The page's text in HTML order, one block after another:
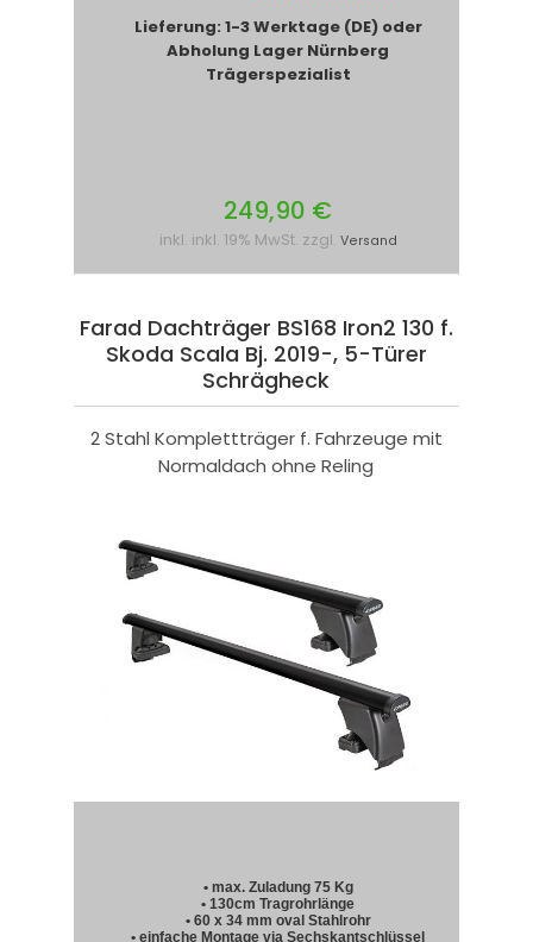
Lieferung: 1-3 Werktage (DE) oder
Abholung Lager Nürnberg
Trägerspezialist
249,90 €
inkl. inkl. 19% MwSt. zzgl. Versand
Farad Dachträger BS168 Iron2 130 f.
Skoda Scala Bj. 2019-, 5-Türer
Schrägheck
2 Stahl Komplettträger f. Fahrzeuge mit
Normaldach ohne Reling
• max. Zuladung 75 Kg
• 130cm Tragrohrlänge
• 60 x 34 mm oval Stahlrohr
• einfache Montage via Sechskantschlüssel